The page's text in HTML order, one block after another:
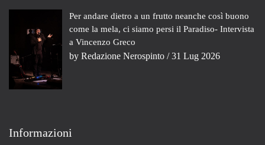
Per andare dietro a un frutto neanche così buono
come la mela, ci siamo persi il Paradiso- Intervista
a Vincenzo Greco
by Redazione Nerospinto / 31 Lug 2026
Informazioni